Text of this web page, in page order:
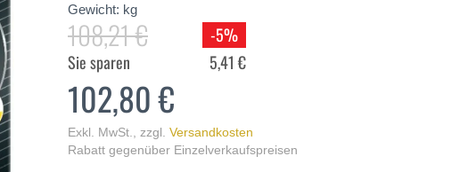
Gewicht: kg
108,21 €
-5%
Sie sparen
5,41 €
102,80 €
Exkl. MwSt. zzgl. Versandkosten
Rabatt gegenüber Einzelverkaufspreisen